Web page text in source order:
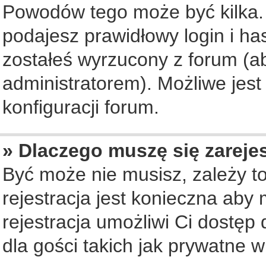
Powodów tego może być
podajesz prawidłowy login i
zostałeś wyrzucony z forum
administratorem). Możliwe
konfiguracji forum.
» Dlaczego muszę się
Być może nie musisz, zależy
rejestracja jest konieczna aby
rejestracja umożliwi Ci
dla gości takich jak prywatne